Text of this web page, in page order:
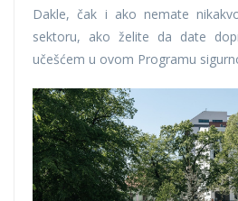
Dakle, čak i ako nemate
sektoru, ako želite da date
učešćem u ovom Programu